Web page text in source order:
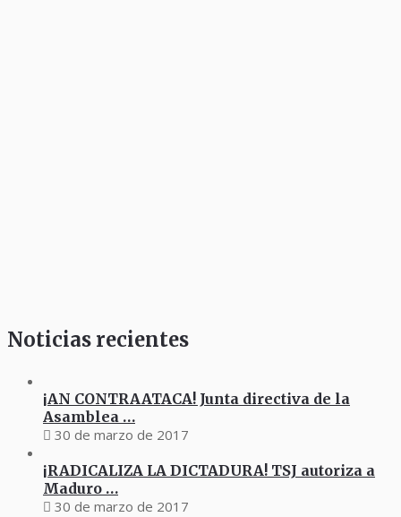
Noticias recientes
¡AN CONTRAATACA! Junta directiva de la
Asamblea …
30 de marzo de 2017
¡RADICALIZA LA DICTADURA! TSJ autoriza a
Maduro …
30 de marzo de 2017